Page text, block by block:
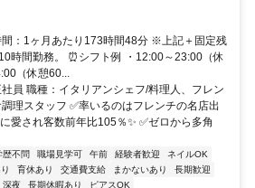
：1ヶ月あたり173時間48分 ※上記＋固定残
時間勤務。 ⏰シフト例 ・12:00～23:00（休
（休憩60...
員 職種：イタリアンシェフ/料理人、フレン
理スタッフ ✅率いるのはフレンチの名店出
愛され客数前年比105％✨ ✅ゼロから多角
歴不問 職場見学可 午前 経験者歓迎
ネイルOK
育休あり 交通費支給 まかないあり
長期歓迎
深夜 長期休暇あり ピアスOK